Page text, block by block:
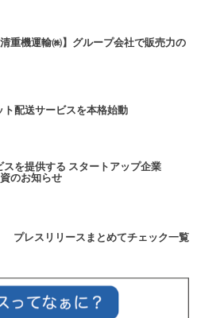
重機運輸㈱】グループ会社で販売力の
配送サービスを本格始動
を提供する スタートアップ企業
のお知らせ
プレスリリースまとめてチェック一覧